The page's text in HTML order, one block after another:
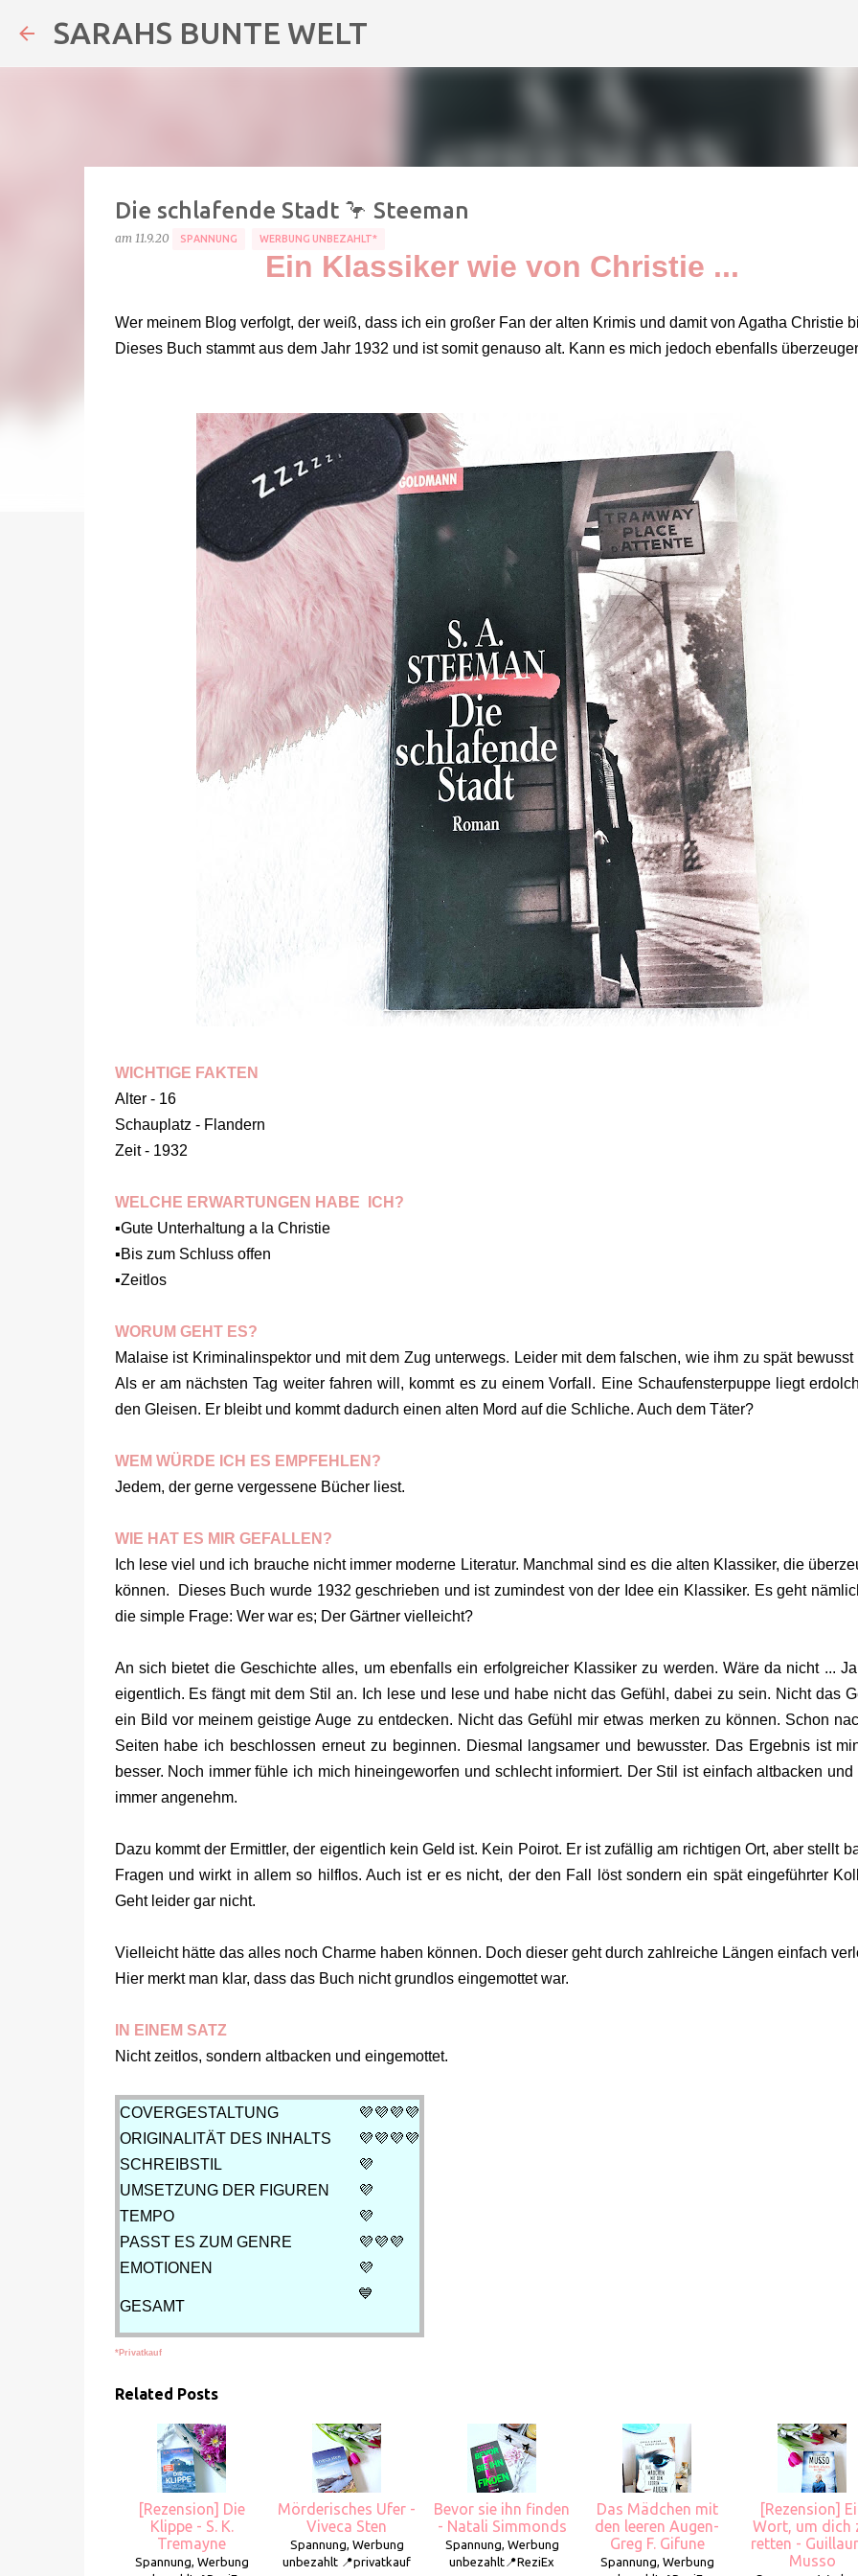
SARAHS BUNTE WELT
Die schlafende Stadt 🦩 Steeman
am 11.9.20 SPANNUNG WERBUNG UNBEZAHLT*
Ein Klassiker wie von Christie ...
Wer meinem Blog verfolgt, der weiß, dass ich ein großer Fan der alten Krimis und damit von Agatha Christie
Dieses Buch stammt aus dem Jahr 1932 und ist somit genauso alt. Kann es mich jedoch ebenfalls
WICHTIGE FAKTEN
Alter - 16
Schauplatz - Flandern
Zeit - 1932
WELCHE ERWARTUNGEN HABE ICH?
▪️Gute Unterhaltung a la Christie
▪️Bis zum Schluss offen
▪️Zeitlos
WORUM GEHT ES?
Malaise ist Kriminalinspektor und mit dem Zug unterwegs. Leider mit dem falschen, wie ihm zu spät bewusst
Als er am nächsten Tag weiter fahren will, kommt es zu einem Vorfall. Eine Schaufensterpuppe liegt
den Gleisen. Er bleibt und kommt dadurch einen alten Mord auf die Schliche. Auch dem Täter?
WEM WÜRDE ICH ES EMPFEHLEN?
Jedem, der gerne vergessene Bücher liest.
WIE HAT ES MIR GEFALLEN?
Ich lese viel und ich brauche nicht immer moderne Literatur. Manchmal sind es die alten Klassiker, die
können. Dieses Buch wurde 1932 geschrieben und ist zumindest von der Idee ein Klassiker. Es geht
die simple Frage: Wer war es; Der Gärtner vielleicht?
An sich bietet die Geschichte alles, um ebenfalls ein erfolgreicher Klassiker zu werden. Wäre da nicht ...
eigentlich. Es fängt mit dem Stil an. Ich lese und lese und habe nicht das Gefühl, dabei zu sein. Nicht das
ein Bild vor meinem geistige Auge zu entdecken. Nicht das Gefühl mir etwas merken zu können. Schon
Seiten habe ich beschlossen erneut zu beginnen. Diesmal langsamer und bewusster. Das Ergebnis ist
besser. Noch immer fühle ich mich hineingeworfen und schlecht informiert. Der Stil ist einfach altbacken und
immer angenehm.
Dazu kommt der Ermittler, der eigentlich kein Geld ist. Kein Poirot. Er ist zufällig am richtigen Ort, aber stellt
Fragen und wirkt in allem so hilflos. Auch ist er es nicht, der den Fall löst sondern ein spät eingeführter
Geht leider gar nicht.
Vielleicht hätte das alles noch Charme haben können. Doch dieser geht durch zahlreiche Längen einfach
Hier merkt man klar, dass das Buch nicht grundlos eingemottet war.
IN EINEM SATZ
Nicht zeitlos, sondern altbacken und eingemottet.
COVERGESTALTUNG 💜💜💜💜
ORIGINALITÄT DES INHALTS
💜💜💜💜
SCHREIBSTIL
💜
UMSETZUNG DER FIGUREN
💜
TEMPO
💜
PASST ES ZUM GENRE
💜💜💜
EMOTIONEN
💜
GESAMT
💙
*Privatkauf
Related Posts
[Rezension] Die
Klippe - S. K.
Tremayne
Spannung, Werbung
Mörderisches Ufer -
Viveca Sten
Spannung, Werbung
unbezahlt 📍privatkauf
Bevor sie ihn finden
- Natali Simmonds
Spannung, Werbung
unbezahlt📍ReziEx
Das Mädchen mit
den leeren Augen-
Greg F. Gifune
Spannung, Werbung
[Rezension]
Wort, um dich
retten -
Musso